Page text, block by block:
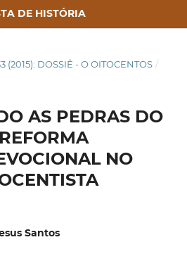
DE HISTÓRIA
(2015): DOSSIÊ - O OITOCENTOS /
AS PEDRAS DO
NO
Santos